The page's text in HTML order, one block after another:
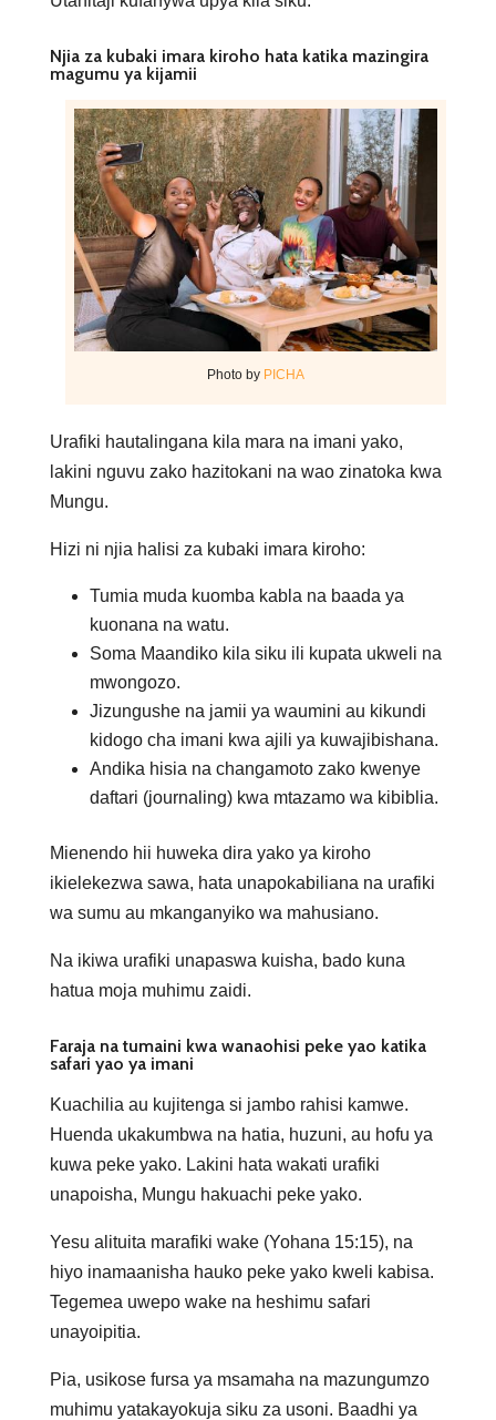
Njia za kubaki imara kiroho hata katika mazingira
magumu ya kijamii
Photo by PICHA
Urafiki hautalingana kila mara na imani yako,
lakini nguvu zako hazitokani na wao zinatoka kwa
Mungu.
Hizi ni njia halisi za kubaki imara kiroho:
Tumia muda kuomba kabla na baada ya
kuonana na watu.
Soma Maandiko kila siku ili kupata ukweli na
mwongozo.
Jizungushe na jamii ya waumini au kikundi
kidogo cha imani kwa ajili ya kuwajibishana.
Andika hisia na changamoto zako kwenye
daftari (journaling) kwa mtazamo wa kibiblia.
Mienendo hii huweka dira yako ya kiroho
ikielekezwa sawa, hata unapokabiliana na urafiki
wa sumu au mkanganyiko wa mahusiano.
Na ikiwa urafiki unapaswa kuisha, bado kuna
hatua moja muhimu zaidi.
Faraja na tumaini kwa wanaohisi peke yao katika
safari yao ya imani
Kuachilia au kujitenga si jambo rahisi kamwe.
Huenda ukakumbwa na hatia, huzuni, au hofu ya
kuwa peke yako. Lakini hata wakati urafiki
unapoisha, Mungu hakuachi peke yako.
Yesu alituita marafiki wake (Yohana 15:15), na
hiyo inamaanisha hauko peke yako kweli kabisa.
Tegemea uwepo wake na heshimu safari
unayoipitia.
Pia, usikose fursa ya msamaha na mazungumzo
muhimu yatakayokuja siku za usoni. Baadhi ya